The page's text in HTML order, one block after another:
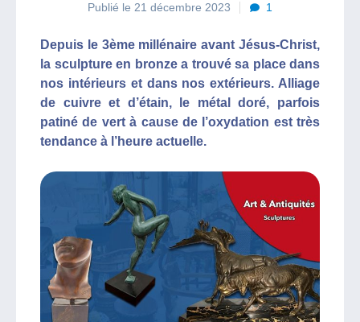
Publié le 21 décembre 2023
1
Depuis le 3ème millénaire avant Jésus-Christ,
la sculpture en bronze a trouvé sa place dans
nos intérieurs et dans nos extérieurs. Alliage
de cuivre et d’étain, le métal doré, parfois
patiné de vert à cause de l’oxydation est très
tendance à l’heure actuelle.